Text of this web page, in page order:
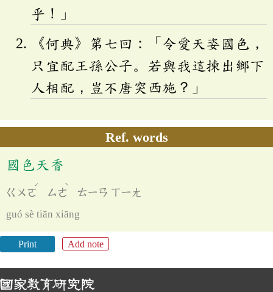
乎！」
《何典》第七回：「令愛天姿國色，
只宜配王孫公子。若與我這揀出鄉下
人相配，豈不唐突西施？」
Ref. words
國色天香
ㄍㄨㄛ
ˊ
ㄙㄜ
ˋ
ㄊㄧㄢ ㄒㄧㄤ
guó sè tiān xiāng
Print Add note